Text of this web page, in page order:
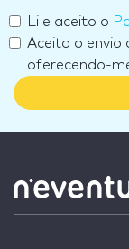
Li e aceito o
Aceito o envio
oferecendo-